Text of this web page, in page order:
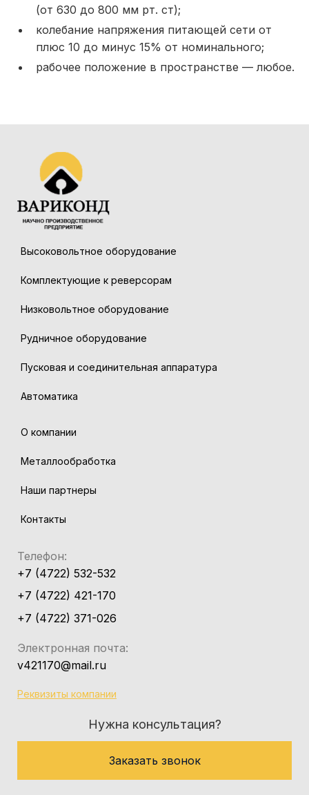
(от 630 до 800 мм рт. ст);
колебание напряжения питающей сети от
плюс 10 до минус 15% от номинального;
рабочее положение в пространстве — любое.
Высоковольтное оборудование
Комплектующие к реверсорам
Низковольтное оборудование
Рудничное оборудование
Пусковая и соединительная аппаратура
Автоматика
О компании
Металлообработка
Наши партнеры
Контакты
Телефон:
+7 (4722) 532-532
+7 (4722) 421-170
+7 (4722) 371-026
Электронная почта:
v421170@mail.ru
Реквизиты компании
Нужна консультация?
Заказать звонок